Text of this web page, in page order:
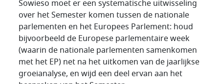
Sowieso moet er een systematische uitwisseling
over het Semester komen tussen de nationale
parlementen en het Europees Parlement: houd
bijvoorbeeld de Europese parlementaire week
(waarin de nationale parlementen samenkomen
met het EP) net na het uitkomen van de jaarlijkse
groeianalyse, en wijd een deel ervan aan het